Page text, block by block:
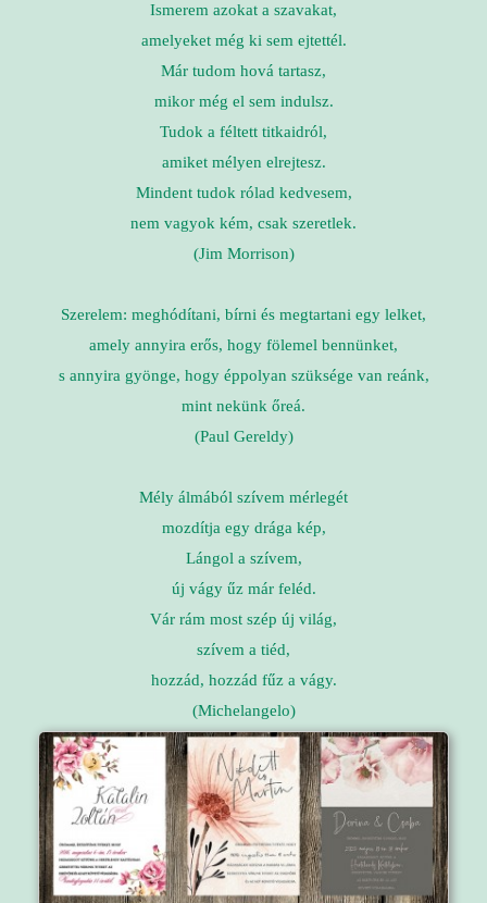
Ismerem azokat a szavakat,
amelyeket még ki sem ejtettél.
Már tudom hová tartasz,
mikor még el sem indulsz.
Tudok a féltett titkaidról,
amiket mélyen elrejtesz.
Mindent tudok rólad kedvesem,
nem vagyok kém, csak szeretlek.
(Jim Morrison)
Szerelem: meghódítani, bírni és megtartani egy lelket,
amely annyira erős, hogy fölemel bennünket,
s annyira gyönge, hogy éppolyan szüksége van reánk,
mint nekünk őreá.
(Paul Gereldy)
Mély álmából szívem mérlegét
mozdítja egy drága kép,
Lángol a szívem,
új vágy űz már feléd.
Vár rám most szép új világ,
szívem a tiéd,
hozzád, hozzád fűz a vágy.
(Michelangelo)